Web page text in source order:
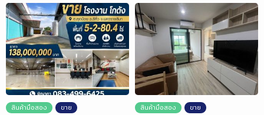
สินค้ามือสอง ขาย สินค้ามือสอง ขาย